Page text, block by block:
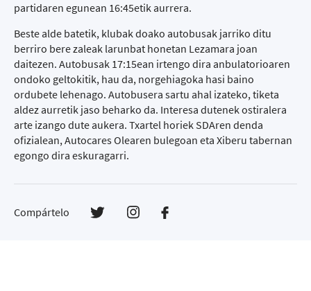
partidaren egunean 16:45etik aurrera.
Beste alde batetik, klubak doako autobusak jarriko ditu
berriro bere zaleak larunbat honetan Lezamara joan
daitezen. Autobusak 17:15ean irtengo dira anbulatorioaren
ondoko geltokitik, hau da, norgehiagoka hasi baino
ordubete lehenago. Autobusera sartu ahal izateko, tiketa
aldez aurretik jaso beharko da. Interesa dutenek ostiralera
arte izango dute aukera. Txartel horiek SDAren denda
ofizialean, Autocares Olearen bulegoan eta Xiberu tabernan
egongo dira eskuragarri.
Compártelo